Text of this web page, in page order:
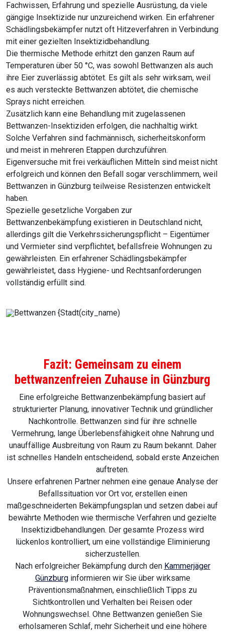
Fachwissen, Erfahrung und spezielle Ausrüstung, da viele
gängige Insektizide nur unzureichend wirken. Ein erfahrener
Schädlingsbekämpfer nutzt oft Hitzeverfahren in Verbindung
mit einer gezielten Insektizidbehandlung.
Die thermische Methode erhitzt den ganzen Raum auf
Temperaturen über 50 °C, was sowohl Bettwanzen als auch
ihre Eier zuverlässig abtötet. Es gilt als sehr wirksam, weil
es auch versteckte Bettwanzen abtötet, die chemische
Sprays nicht erreichen.
Zusätzlich kann eine Behandlung mit zugelassenen
Bettwanzen-Insektiziden erfolgen, die nachhaltig wirkt.
Solche Verfahren sind fachmännisch, sicherheitskonform
und meist in mehreren Etappen durchzuführen.
Eigenversuche mit frei verkäuflichen Mitteln sind meist nicht
erfolgreich und können den Befall sogar verschlimmern, weil
Bettwanzen in Günzburg teilweise Resistenzen entwickelt
haben.
Spezielle gesetzliche Vorgaben zur
Bettwanzenbekämpfung existieren in Deutschland nicht,
allerdings gilt die Verkehrssicherungspflicht – Eigentümer
und Vermieter sind verpflichtet, befallsfreie Wohnungen zu
gewährleisten. Ein erfahrener Schädlingsbekämpfer
gewährleistet, dass Hygiene- und Rechtsanforderungen
vollständig erfüllt sind.
Fazit: Gemeinsam zu einem
bettwanzenfreien Zuhause in Günzburg
Eine erfolgreiche Bettwanzenbekämpfung basiert auf
strukturierter Planung, innovativer Technik und gründlicher
Nachkontrolle. Bettwanzen sind für ihre schnelle
Vermehrung, lange Überlebensfähigkeit ohne Nahrung und
unauffällige Ausbreitung von Raum zu Raum bekannt. Daher
ist schnelles Handeln entscheidend, sobald erste Anzeichen
auftreten.
Unsere erfahrenen Partner nehmen eine genaue Analyse der
Befallssituation vor Ort vor, erstellen einen
maßgeschneiderten Bekämpfungsplan und setzen dabei auf
bewährte Methoden wie thermische Verfahren und gezielte
Insektizidbehandlungen. Der gesamte Prozess wird
lückenlos kontrolliert, um eine vollständige Eliminierung
sicherzustellen.
Nach erfolgreicher Bekämpfung durch den Kammerjäger
Günzburginformieren wir Sie über wirksame
Präventionsmaßnahmen, einschließlich Tipps zu
Sichtkontrollen und Verhalten bei Reisen oder
Wohnungswechsel. Ohne Bettwanzen genießen Sie
erholsameren Schlaf, mehr Sicherheit und eine höhere